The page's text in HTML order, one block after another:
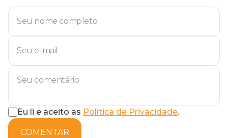
Eu li e aceito as Política de Privacidade.
COMENTAR